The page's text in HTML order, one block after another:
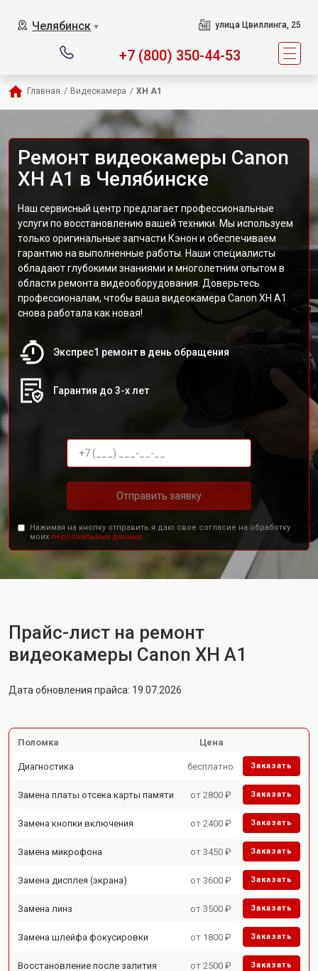
Челябинск ▼ улица Цвиллинга, 25
+7 (800) 350-44-53
Главная / Видеокамера / XH A1
Ремонт видеокамеры Canon
XH A1 в Челябинске
Наш сервисный центр предлагает профессиональные
услуги по восстановлению вашей техники. Мы используем
только оригинальные запчасти Кэнон и обеспечиваем
гарантию на выполненные работы. Наши специалисты
обладают глубокими знаниями и многолетним опытом в
области ремонта видеооборудования. Доверьтесь
профессионалам, чтобы ваша видеокамера Canon XH A1
снова работала как новая!
Экспрес1 ремонт в день обращения
Гарантия до 3-х лет
Отправить заявку
Нажимая на кнопку отправить я даю свое согласие на обработку
моих персональных данных.
Прайс-лист на ремонт
видеокамеры Canon XH A1
Дата обновления прайса: 19.07.2026
Поломка Цена
Диагностика бесплатно Заказать
Замена платы отсека карты памяти от 2800 ₽ Заказать
Замена кнопки включения от 2400 ₽ Заказать
Замена микрофона от 3450 ₽ Заказать
Замена дисплея (экрана) от 3600 ₽ Заказать
Замена линз от 3500 ₽ Заказать
Замена шлейфа фокусировки от 1800 ₽ Заказать
Восстановление после залития от 2500 ₽ Заказать